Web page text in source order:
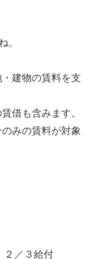
。
建物の賃料を支
借も含みます。
みの賃料が対象
２／３給付